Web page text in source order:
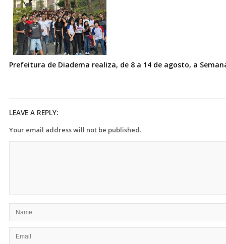
Prefeitura de Diadema realiza, de 8 a 14 de agosto, a
LEAVE A REPLY:
Your email address will not be published.